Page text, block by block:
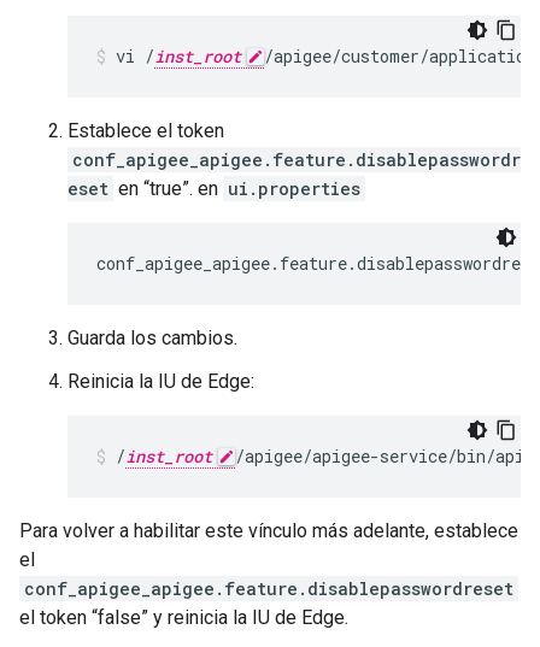
vi /inst_root /apigee/customer/
Establece el token
conf_apigee_apigee.feature.disablepasswordr
eset en “true”. en ui.properties
Guarda los cambios.
Reinicia la IU de Edge:
/inst_root /apigee/apigee-service/bin/
Para volver a habilitar este vínculo más adelante, establece
el
conf_apigee_apigee.feature.disablepasswordreset
el token “false” y reinicia la IU de Edge.